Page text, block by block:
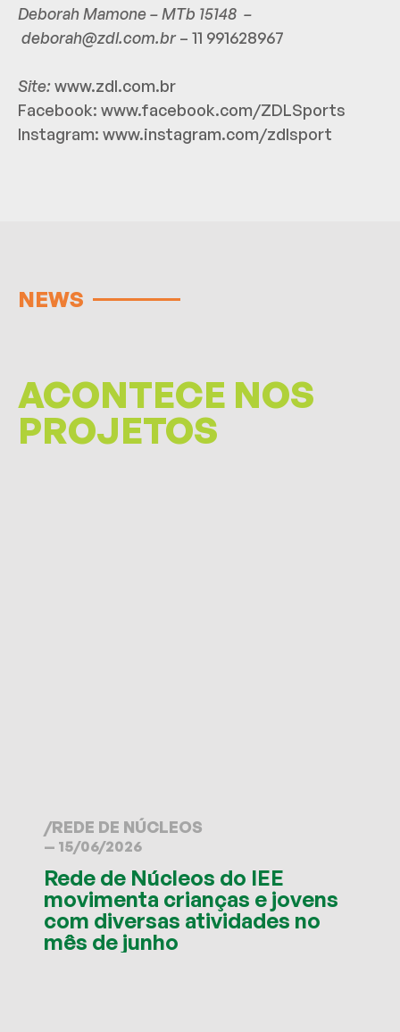
Deborah Mamone – MTb 15148 –
deborah@zdl.com.br– 11 991628967
Site:www.zdl.com.br
Facebook: www.facebook.com/ZDLSports
Instagram: www.instagram.com/zdlsport
NEWS
ACONTECE NOS
PROJETOS
/REDE DE NÚCLEOS
— 15/06/2026
Rede de Núcleos do IEE
movimenta crianças e jovens
com diversas atividades no
mês de junho